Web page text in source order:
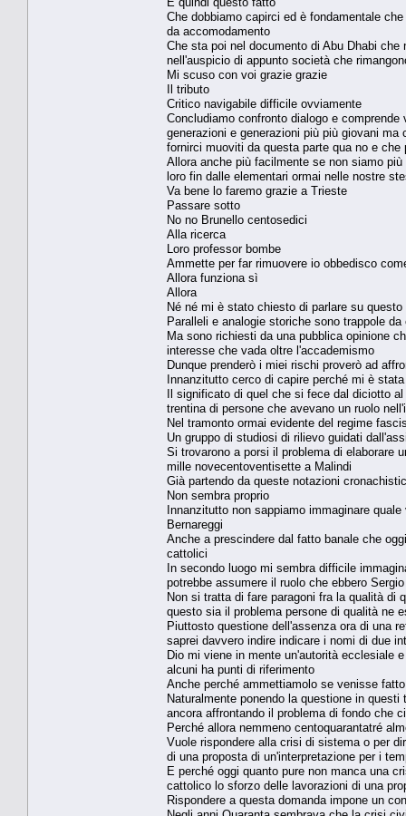
Che dobbiamo capirci ed è fondamentale
da accomodamento
Che sta poi nel documento di Abu Dhabi
nell'auspicio di appunto società che
Mi scuso con voi grazie grazie
Il tributo
Critico navigabile difficile ovviamente
Concludiamo confronto dialogo e
generazioni e generazioni più più giovani
fornirci muoviti da questa parte qua no e
Allora anche più facilmente se non siamo
loro fin dalle elementari ormai nelle nostre
Va bene lo faremo grazie a Trieste
Passare sotto
No no Brunello centosedici
Alla ricerca
Loro professor bombe
Ammette per far rimuovere io obbedisco
Allora funziona sì
Allora
Né né mi è stato chiesto di parlare su
Paralleli e analogie storiche sono trappole
Ma sono richiesti da una pubblica opinione
interesse che vada oltre l'accademismo
Dunque prenderò i miei rischi proverò ad
Innanzitutto cerco di capire perché mi è
Il significato di quel che si fece dal diciotto
trentina di persone che avevano un ruolo
Nel tramonto ormai evidente del regime
Un gruppo di studiosi di rilievo guidati
Si trovarono a porsi il problema di elaborare
mille novecentoventisette a Malindi
Già partendo da queste notazioni
Non sembra proprio
Innanzitutto non sappiamo immaginare
Bernareggi
Anche a prescindere dal fatto banale che
cattolici
In secondo luogo mi sembra difficile
potrebbe assumere il ruolo che ebbero
Non si tratta di fare paragoni fra la qualità di
questo sia il problema persone di qualità ne
Piuttosto questione dell'assenza ora di una
saprei davvero indire indicare i nomi di due
Dio mi viene in mente un'autorità ecclesiale
alcuni ha punti di riferimento
Anche perché ammettiamolo se venisse
Naturalmente ponendo la questione in
ancora affrontando il problema di fondo che
Perché allora nemmeno centoquarantatré
Vuole rispondere alla crisi di sistema o per
di una proposta di un'interpretazione per i
E perché oggi quanto pure non manca una
cattolico lo sforzo delle lavorazioni di una
Rispondere a questa domanda impone un